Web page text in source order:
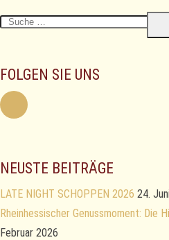
Suche
FOLGEN SIE UNS
NEUSTE BEITRÄGE
LATE NIGHT SCHOPPEN 2026 24.
Rheinhessischer Genussmoment: Die
Februar 2026